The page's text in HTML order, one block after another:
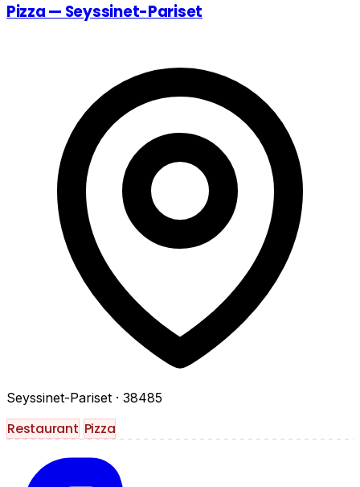
Pizza — Seyssinet-Pariset
Seyssinet-Pariset · 38485
Restaurant Pizza